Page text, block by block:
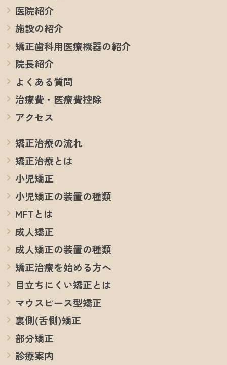
医院紹介
施設の紹介
矯正歯科用医療機器の紹介
院長紹介
よくある質問
治療費・医療費控除
アクセス
矯正治療の流れ
矯正治療とは
小児矯正
小児矯正の装置の種類
MFTとは
成人矯正
成人矯正の装置の種類
矯正治療を始める方へ
目立ちにくい矯正とは
マウスピース型矯正
裏側(舌側)矯正
部分矯正
診療案内